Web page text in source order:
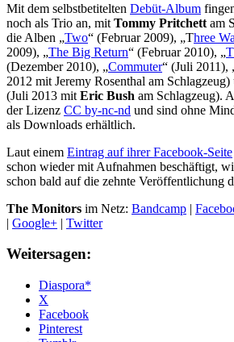
Mit dem selbstbetitelten Debüt-Album
noch als Trio an, mit Tommy Pritchett am
die Alben „Two“ (Februar 2009), „Three
2009), „The Big Return“ (Februar 2010), „
(Dezember 2010), „Commuter“ (Juli 2011),
2012 mit Jeremy Rosenthal am Schlagzeug)
(Juli 2013 mit Eric Bush am Schlagzeug).
der Lizenz CC by-nc-nd und sind ohne
als Downloads erhältlich.
Laut einem Eintrag auf ihrer Facebook-Seite
schon wieder mit Aufnahmen beschäftigt,
schon bald auf die zehnte Veröffentlichung
The Monitors im Netz: Bandcamp |
| Google+ | Twitter
Weitersagen:
Diaspora*
X
Facebook
Pinterest